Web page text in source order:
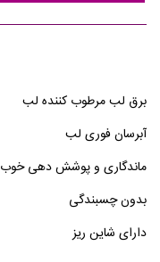
برق لب مرطوب کننده لب
آبرسان فوری لب
ماندگاری و پوشش دهی خوب
بدون چسبندگی
دارای شاین ریز